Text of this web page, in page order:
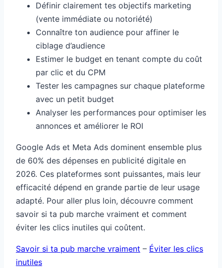
Définir clairement tes objectifs marketing
(vente immédiate ou notoriété)
Connaître ton audience pour affiner le
ciblage d’audience
Estimer le budget en tenant compte du coût
par clic et du CPM
Tester les campagnes sur chaque plateforme
avec un petit budget
Analyser les performances pour optimiser les
annonces et améliorer le ROI
Google Ads et Meta Ads dominent ensemble plus
de 60% des dépenses en publicité digitale en
2026. Ces plateformes sont puissantes, mais leur
efficacité dépend en grande partie de leur usage
adapté. Pour aller plus loin, découvre comment
savoir si ta pub marche vraiment et comment
éviter les clics inutiles qui coûtent.
Savoir si ta pub marche vraiment – Éviter les clics
inutiles